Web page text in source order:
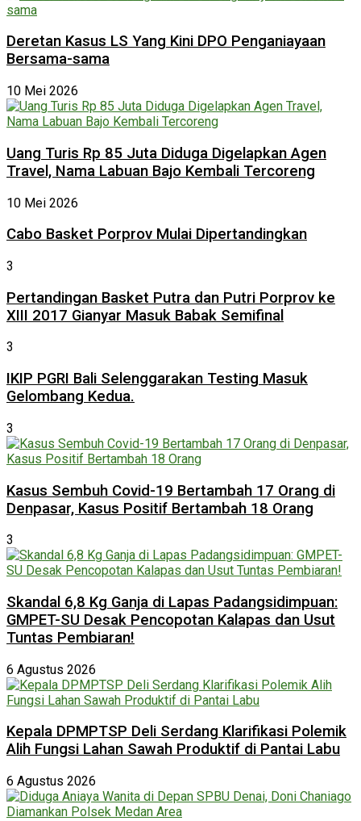
Deretan Kasus LS Yang Kini DPO Penganiayaan
Bersama-sama
10 Mei 2026
Uang Turis Rp 85 Juta Diduga Digelapkan Agen
Travel, Nama Labuan Bajo Kembali Tercoreng
10 Mei 2026
Cabo Basket Porprov Mulai Dipertandingkan
3
Pertandingan Basket Putra dan Putri Porprov ke
XIII 2017 Gianyar Masuk Babak Semifinal
3
IKIP PGRI Bali Selenggarakan Testing Masuk
Gelombang Kedua.
3
Kasus Sembuh Covid-19 Bertambah 17 Orang di
Denpasar, Kasus Positif Bertambah 18 Orang
3
Skandal 6,8 Kg Ganja di Lapas Padangsidimpuan:
GMPET-SU Desak Pencopotan Kalapas dan Usut
Tuntas Pembiaran!
6 Agustus 2026
Kepala DPMPTSP Deli Serdang Klarifikasi Polemik
Alih Fungsi Lahan Sawah Produktif di Pantai Labu
6 Agustus 2026